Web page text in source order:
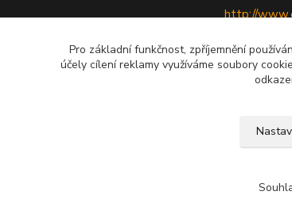
http://
http://
http://
Pro základní funkčnost, zpříjemnění
účely cílení reklamy využíváme soubory